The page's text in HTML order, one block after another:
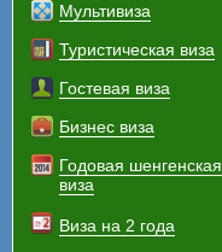
Мультивиза
Туристическая виза
Гостевая виза
Бизнес виза
Годовая шенгенская
виза
Виза на 2 года